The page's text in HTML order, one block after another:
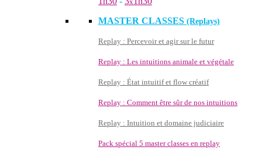
MASTER CLASSES (Replays)
Replay : Percevoir et agir sur le futur
Replay : Les intuitions animale et végétale
Replay : État intuitif et flow créatif
Replay : Comment être sûr de nos intuitions
Replay : Intuition et domaine judiciaire
Pack spécial 5 master classes en replay